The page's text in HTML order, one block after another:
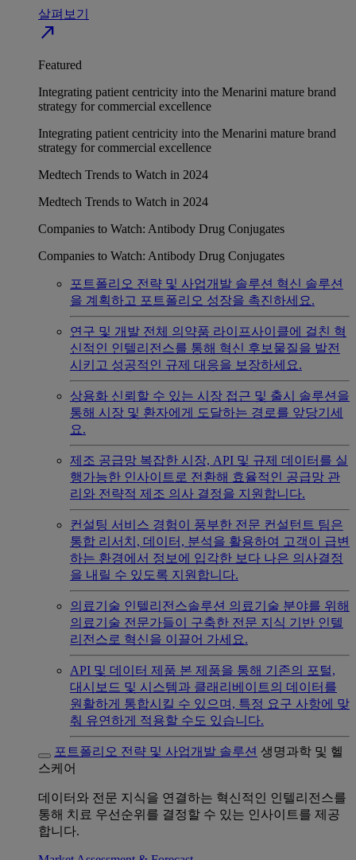
살펴보기
north_east
Featured
Integrating patient centricity into the Menarini mature brand
strategy for commercial excellence
Integrating patient centricity into the Menarini mature brand
strategy for commercial excellence
Medtech Trends to Watch in 2024
Medtech Trends to Watch in 2024
Companies to Watch: Antibody Drug Conjugates
Companies to Watch: Antibody Drug Conjugates
포트폴리오 전략 및 사업개발 솔루션 혁신 솔루션
을 계획하고 포트폴리오 성장을 촉진하세요.
연구 및 개발 전체 의약품 라이프사이클에 걸친 혁
신적인 인텔리전스를 통해 혁신 후보물질을 발전
시키고 성공적인 규제 대응을 보장하세요.
상용화 신뢰할 수 있는 시장 접근 및 출시 솔루션을
통해 시장 및 환자에게 도달하는 경로를 앞당기세
요.
제조 공급망 복잡한 시장, API 및 규제 데이터를 실
행가능한 인사이트로 전환해 효율적인 공급망 관
리와 전략적 제조 의사 결정을 지원합니다.
컨설팅 서비스 경험이 풍부한 전문 컨설턴트 팀은
통합 리서치, 데이터, 분석을 활용하여 고객이 급변
하는 환경에서 정보에 입각한 보다 나은 의사결정
을 내릴 수 있도록 지원합니다.
의료기술 인텔리전스솔루션 의료기술 분야를 위해
의료기술 전문가들이 구축한 전문 지식 기반 인텔
리전스로 혁신을 이끌어 가세요.
API 및 데이터 제품 본 제품을 통해 기존의 포털,
대시보드 및 시스템과 클래리베이트의 데이터를
원활하게 통합시킬 수 있으며, 특정 요구 사항에 맞
춰 유연하게 적용할 수도 있습니다.
포트폴리오 전략 및 사업개발 솔루션 생명과학 및 헬
스케어
데이터와 전문 지식을 연결하는 혁신적인 인텔리전스를
통해 치료 우선순위를 결정할 수 있는 인사이트를 제공
합니다.